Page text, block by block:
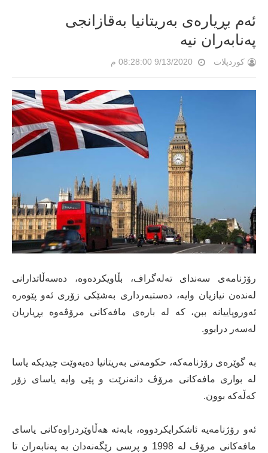
ئەم بڕیارەی بەریتانیا بەقازانجی
پەنابەران نیە
کوردپلات 9/13/2020 08:28:00 م
رۆژنامه‌ی سه‌ندای ته‌له‌گراف، بڵاویكرده‌وه‌، ده‌سه‌ڵاتدارانی
له‌نده‌ن نیازیان وایه‌، ده‌ستبه‌رداری به‌شێكی زۆری ئه‌و پێوه‌ره‌
ئه‌وروپاییانه‌ ببن، كه‌ له‌ باره‌ی مافه‌كانی مرۆڤه‌وه‌ بڕیاریان
له‌سه‌ر درابوو.
به‌ گوێره‌ی رۆژنامه‌كه‌، حكومه‌تی به‌ریتانیا ده‌یه‌وێت چیدیكه‌ یاسا
له‌ بواری مافه‌كانی مرۆڤ دانه‌نرێت و پێی وایه‌ یاسای زۆر
كه‌ڵه‌كه‌ بوون.
ئه‌و رۆژنامه‌یه‌ ئاشكرایكردووه‌، بابه‌ته‌ هه‌ڵاوێردراوه‌كانی یاسای
مافه‌كانی مرۆڤ له‌ 1998 و پرسی رێگه‌نه‌دان به‌ په‌نابه‌ران تا